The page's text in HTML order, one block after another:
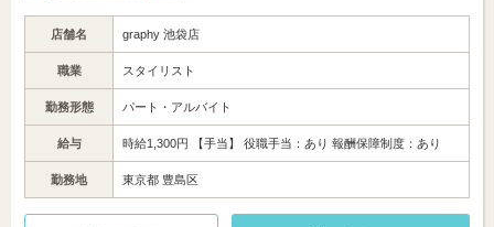
店舗名 graphy 池袋店
職業 スタイリスト
勤務形態 パート・アルバイト
給与 時給1,300円 【手当】 役職手当：あり 報酬保障制度：あり
勤務地 東京都 豊島区